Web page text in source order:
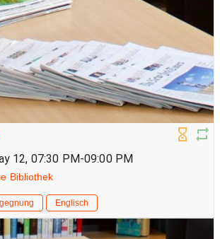
12, 07:30 PM-09:00 PM
Bibliothek
Englisch